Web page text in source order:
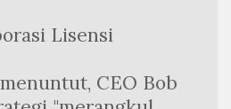
Lisensi
CEO Bob